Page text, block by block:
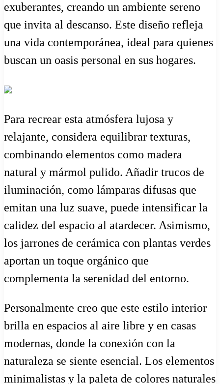
exuberantes, creando un ambiente sereno
que invita al descanso. Este diseño refleja
una vida contemporánea, ideal para quienes
buscan un oasis personal en sus hogares.
Para recrear esta atmósfera lujosa y
relajante, considera equilibrar texturas,
combinando elementos como madera
natural y mármol pulido. Añadir trucos de
iluminación, como lámparas difusas que
emitan una luz suave, puede intensificar la
calidez del espacio al atardecer. Asimismo,
los jarrones de cerámica con plantas verdes
aportan un toque orgánico que
complementa la serenidad del entorno.
Personalmente creo que este estilo interior
brilla en espacios al aire libre y en casas
modernas, donde la conexión con la
naturaleza se siente esencial. Los elementos
minimalistas y la paleta de colores naturales